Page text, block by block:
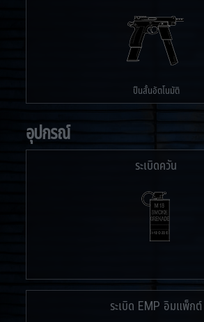
ปืนสั้นอัตโนมัติ
อุปกรณ์
ระเบิดควัน
ระเบิด EMP อิมแพ็กต์